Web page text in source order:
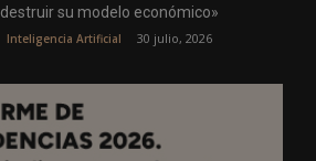
destruir su modelo económico»
Inteligencia Artificial 30 julio, 2026